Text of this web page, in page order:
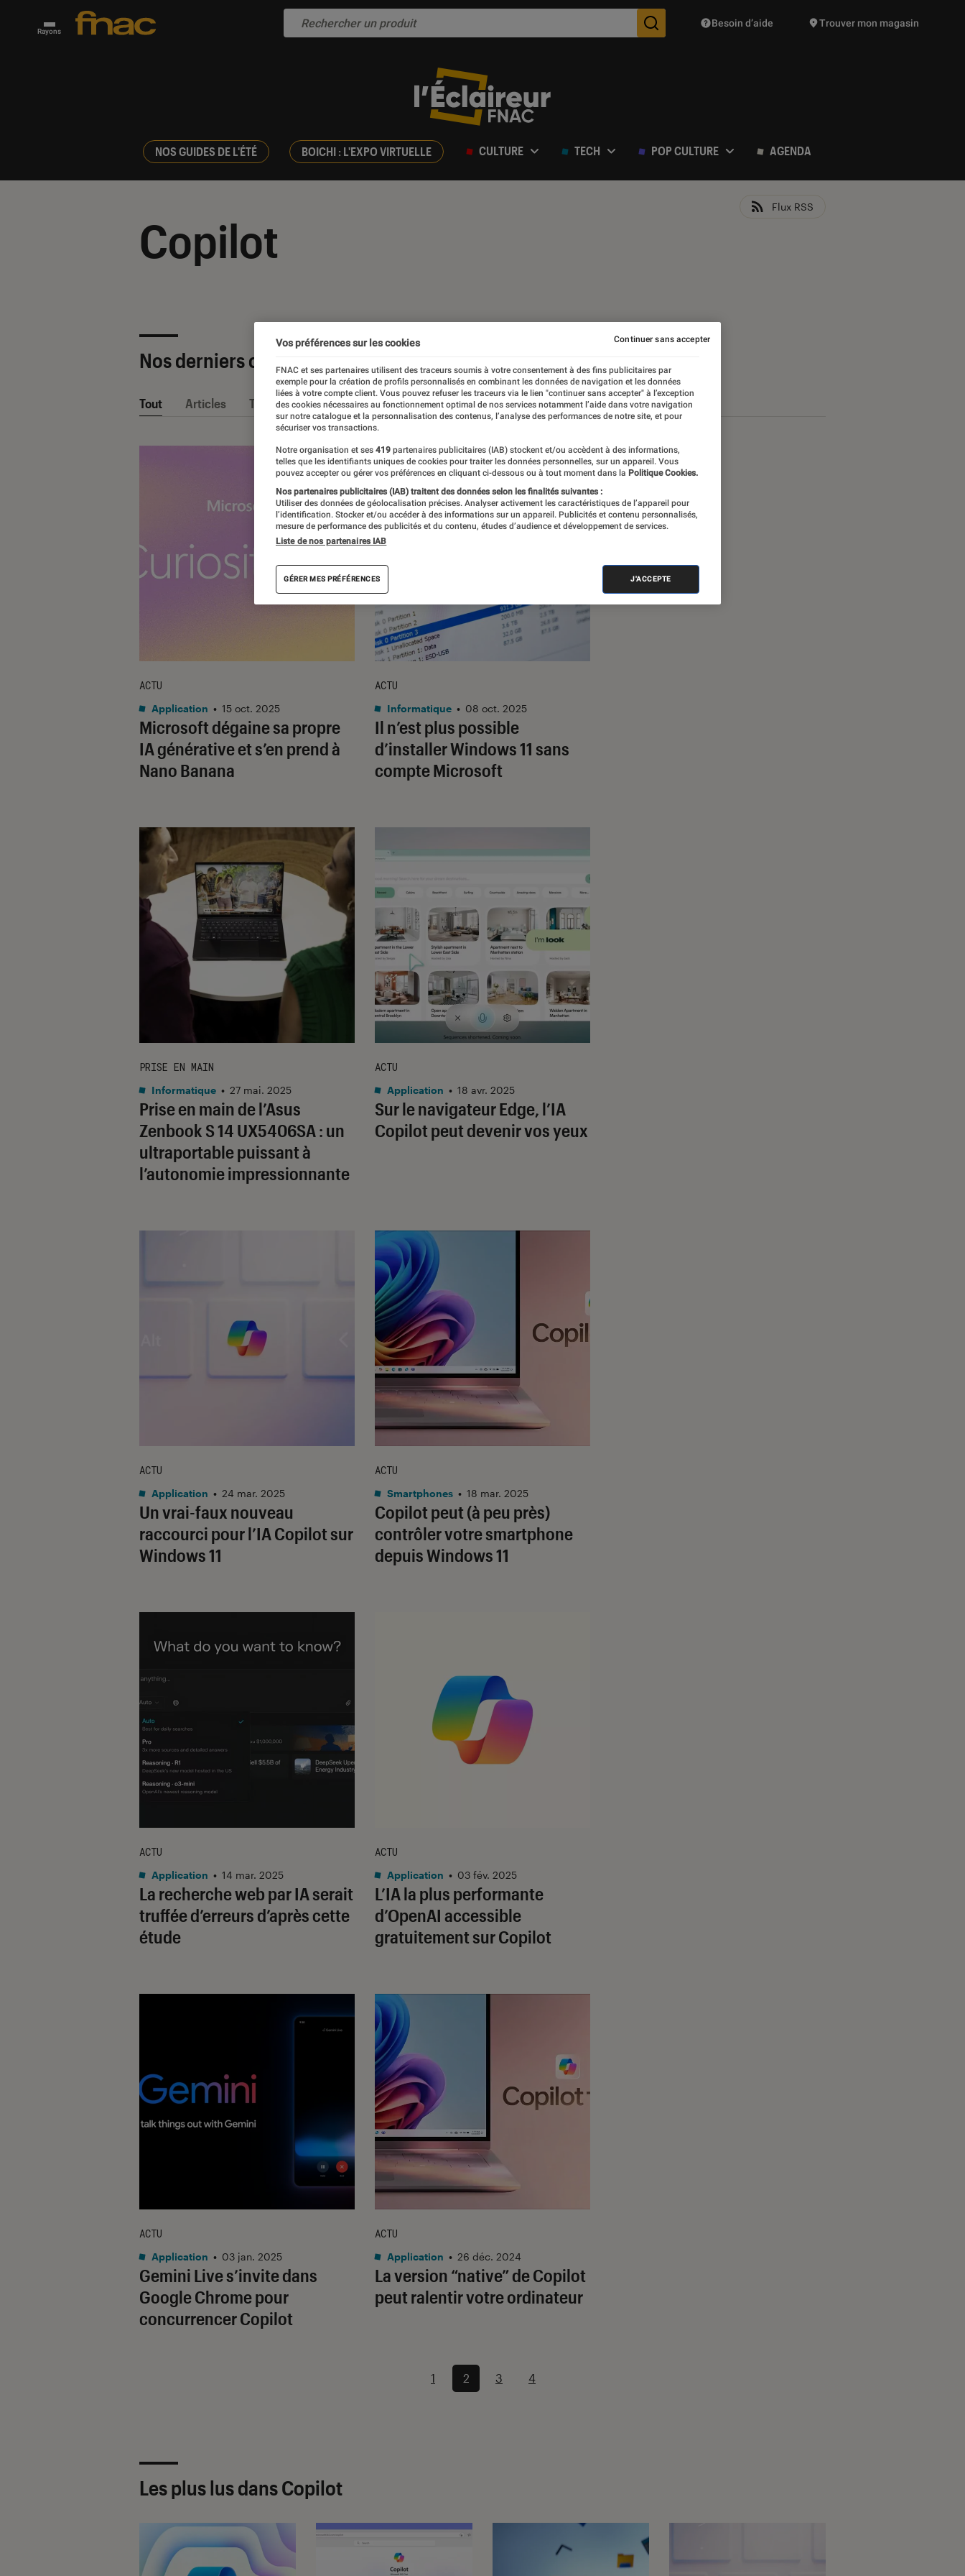
Rayons Des suggestions de produits vont vous être proposées
Besoin d’aide Trouver mon magasin
NOS GUIDES DE L'ÉTÉ BOICHI : L'EXPO VIRTUELLE CULTURE TECH POP CULTURE AGENDA
Copilot
Flux RSS
Nos derniers contenus
Tout Articles Tests
Microsoft dégaine sa propre
IA générative et s’en prend à
Nano Banana
ACTU
Application • 15 oct. 2025
Il n’est plus possible
d’installer Windows 11 sans
compte Microsoft
ACTU
Informatique • 08 oct. 2025
Prise en main de l’Asus
Zenbook S 14 UX5406SA : un
ultraportable puissant à
l’autonomie impressionnante
PRISE EN MAIN
Informatique • 27 mai. 2025
Sur le navigateur Edge, l’IA
Copilot peut devenir vos yeux
ACTU
Application • 18 avr. 2025
Un vrai-faux nouveau
raccourci pour l’IA Copilot sur
Windows 11
ACTU
Application • 24 mar. 2025
Copilot peut (à peu près)
contrôler votre smartphone
depuis Windows 11
ACTU
Smartphones • 18 mar. 2025
La recherche web par IA serait
truffée d’erreurs d’après cette
étude
ACTU
Application • 14 mar. 2025
L’IA la plus performante
d’OpenAI accessible
gratuitement sur Copilot
ACTU
Application • 03 fév. 2025
Gemini Live s’invite dans
Google Chrome pour
concurrencer Copilot
ACTU
Application • 03 jan. 2025
La version “native” de Copilot
peut ralentir votre ordinateur
ACTU
Application • 26 déc. 2024
1 2 3 4
Les plus lus dans Copilot
Vos préférences sur les cookies
FNAC et ses partenaires utilisent des traceurs soumis à votre consentement à des fins publicitaires par
exemple pour la création de profils personnalisés en combinant les données de navigation et les données
liées à votre compte client. Vous pouvez refuser les traceurs via le lien "continuer sans accepter" à l’exception
des cookies nécessaires au fonctionnement optimal de nos services notamment l’aide dans votre navigation
sur notre catalogue et la personnalisation des contenus, l’analyse des performances de notre site, et pour
sécuriser vos transactions.
Notre organisation et ses 419 partenaires publicitaires (IAB) stockent et/ou accèdent à des informations,
telles que les identifiants uniques de cookies pour traiter les données personnelles, sur un appareil. Vous
pouvez accepter ou gérer vos préférences en cliquant ci-dessous ou à tout moment dans la Politique Cookies.
Nos partenaires publicitaires (IAB) traitent des données selon les finalités suivantes :
Utiliser des données de géolocalisation précises. Analyser activement les caractéristiques de l’appareil pour
l’identification. Stocker et/ou accéder à des informations sur un appareil. Publicités et contenu personnalisés,
mesure de performance des publicités et du contenu, études d’audience et développement de services.
Liste de nos partenaires IAB
GÉRER MES PRÉFÉRENCES J'ACCEPTE
Continuer sans accepter